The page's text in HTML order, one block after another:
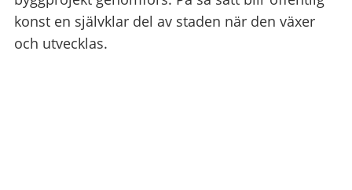
konst en självklar del av staden när den växer
och utvecklas.